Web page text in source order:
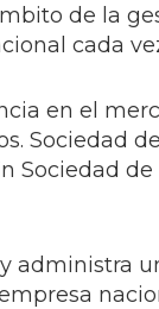
de la
cada
en el
Sociedad
Sociedad de
administra